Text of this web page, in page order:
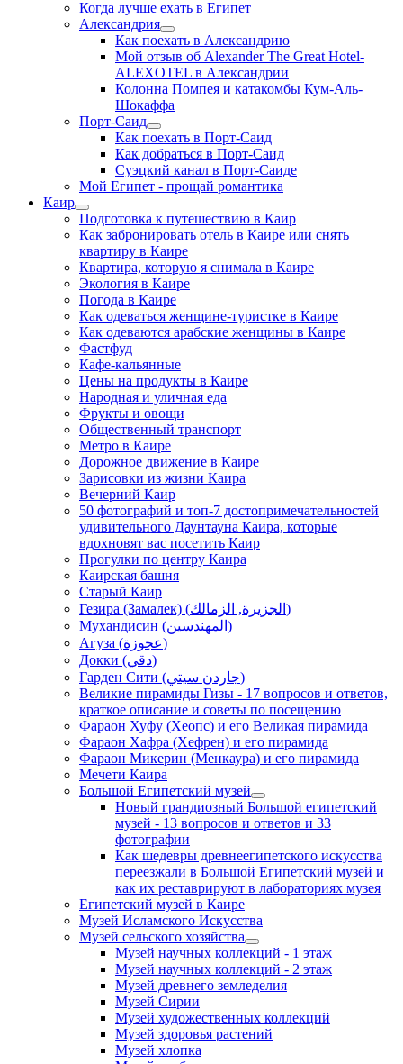
Когда лучше ехать в Египет
Александрия
Как поехать в Александрию
Мой отзыв об Alexander The Great Hotel-
ALEXOTEL в Александрии
Колонна Помпея и катакомбы Кум-Аль-
Шокаффа
Порт-Саид
Как поехать в Порт-Саид
Как добраться в Порт-Саид
Суэцкий канал в Порт-Саиде
Мой Египет - прощай романтика
Каир
Подготовка к путешествию в Каир
Как забронировать отель в Каире или снять
квартиру в Каире
Квартира, которую я снимала в Каире
Экология в Каире
Погода в Каире
Как одеваться женщине-туристке в Каире
Как одеваются арабские женщины в Каире
Фастфуд
Кафе-кальянные
Цены на продукты в Каире
Народная и уличная еда
Фрукты и овощи
Общественный транспорт
Метро в Каире
Дорожное движение в Каире
Зарисовки из жизни Каира
Вечерний Каир
50 фотографий и топ-7 достопримечательностей
удивительного Даунтауна Каира, которые
вдохновят вас посетить Каир
Прогулки по центру Каира
Каирская башня
Старый Каир
Гезира (Замалек) (الجزيرة, الزمالك)
Мухандисин (المهندسين)
Агуза (عجوزة)
Докки (دقي)
Гарден Сити (جاردن سيتي)
Великие пирамиды Гизы - 17 вопросов и ответов,
краткое описание и советы по посещению
Фараон Хуфу (Хеопс) и его Великая пирамида
Фараон Хафра (Хефрен) и его пирамида
Фараон Микерин (Менкаура) и его пирамида
Мечети Каира
Большой Египетский музей
Новый грандиозный Большой египетский
музей - 13 вопросов и ответов и 33
фотографии
Как шедевры древнеегипетского искусства
переезжали в Большой Египетский музей и
как их реставрируют в лабораториях музея
Египетский музей в Каире
Музей Исламского Искусства
Музей сельского хозяйства
Музей научных коллекций - 1 этаж
Музей научных коллекций - 2 этаж
Музей древнего земледелия
Музей Сирии
Музей художественных коллекций
Музей здоровья растений
Музей хлопка